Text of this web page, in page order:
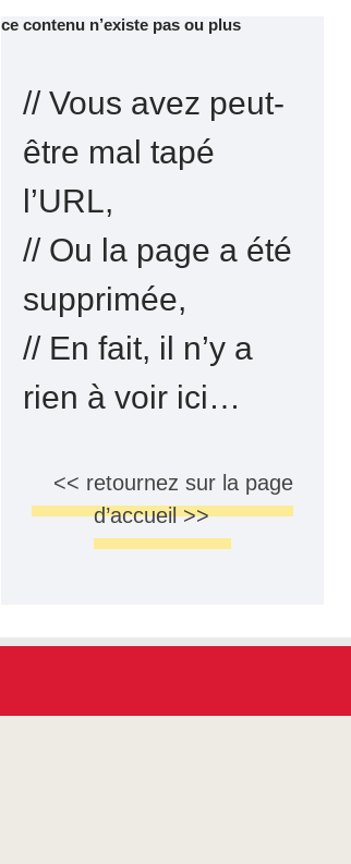
ce contenu n’existe pas ou plus
// Vous avez peut-
être mal tapé
l’URL,
// Ou la page a été
supprimée,
// En fait, il n’y a
rien à voir ici…
<< retournez sur la page
d’accueil >>